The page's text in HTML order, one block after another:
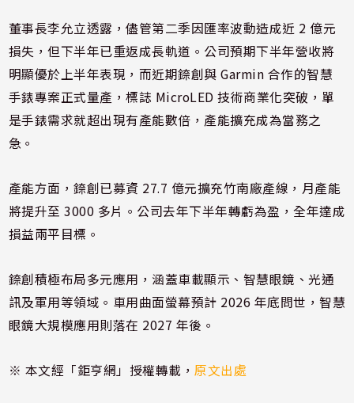
董事長李允立透露，儘管第二季因匯率波動造成近 2 億元
損失，但下半年已重返成長軌道。公司預期下半年營收將
明顯優於上半年表現，而近期錼創與 Garmin 合作的智慧
手錶專案正式量產，標誌 MicroLED 技術商業化突破，單
是手錶需求就超出現有產能數倍，產能擴充成為當務之
急。
產能方面，錼創已募資 27.7 億元擴充竹南廠產線，月產能
將提升至 3000 多片。公司去年下半年轉虧為盈，全年達成
損益兩平目標。
錼創積極布局多元應用，涵蓋車載顯示、智慧眼鏡、光通
訊及軍用等領域。車用曲面螢幕預計 2026 年底問世，智慧
眼鏡大規模應用則落在 2027 年後。
※ 本文經「鉅亨網」授權轉載，原文出處